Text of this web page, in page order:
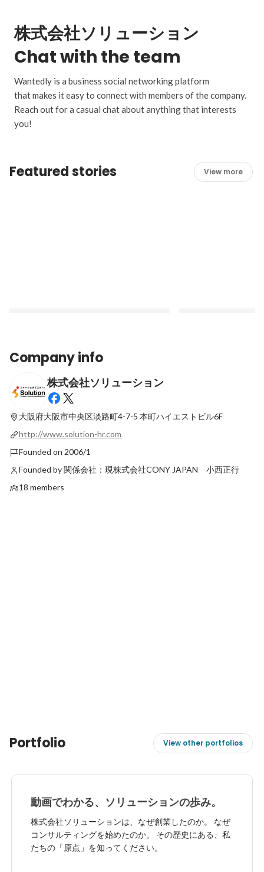
株式会社ソリューション
Chat with the team
Wantedly is a business social networking platform
that makes it easy to connect with members of the company.
Reach out for a casual chat about anything that interests
you!
Featured stories View more
“会社を創る側になる”という想いを、社内
外で実現できるコンサルタントという仕事
のやりがい
Latest
は。Latest
Company info
株式会社ソリューション
大阪府大阪市中央区淡路町4-7-5 本町ハイエストビル6F
http://www.solution-hr.com
Founded on 2006/1
Founded by 関係会社：現株式会社CONY JAPAN 小西正行
18 members
Portfolio View other portfolios
動画でわかる、ソリューションの歩み。
株式会社ソリューションは、なぜ創業したのか。 なぜ
コンサルティングを始めたのか。 その歴史にある、私
たちの「原点」を知ってください。